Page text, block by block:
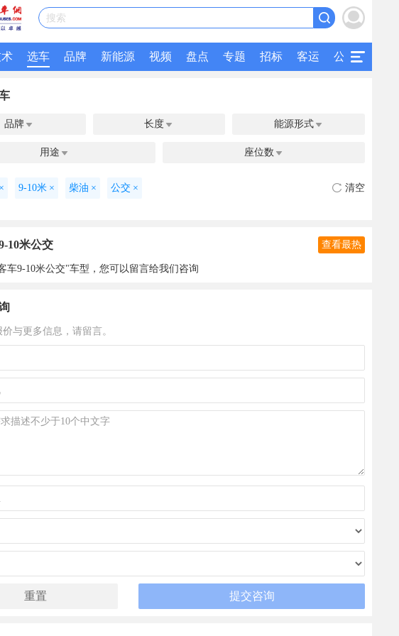
搜索
选车 品牌 新能源 视频 盘点 专题 招标 客运 公交
品牌  长度 能源形式
用途  座位数 
9-10米 × 柴油 × 公交 × 清空
10米公交 查看最热
车9-10米公交"车型，您可以留言给我们咨询
与更多信息，请留言。